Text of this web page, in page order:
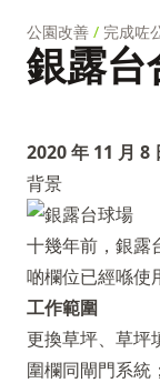
公園改善 / 完成咗
銀露台
2020 年 11 月 8
背景
十幾年前，銀露
啲欄位已經喺使
工作範圍
更換草坪、草坪
圍欄同閘門系統